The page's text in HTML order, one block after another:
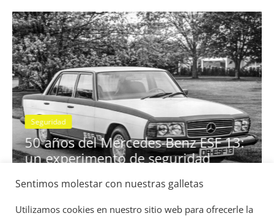
Seguridad
50 años del Mercedes-Benz ESF 13:
un experimento de seguridad
Sentimos molestar con nuestras galletas
Utilizamos cookies en nuestro sitio web para ofrecerle la